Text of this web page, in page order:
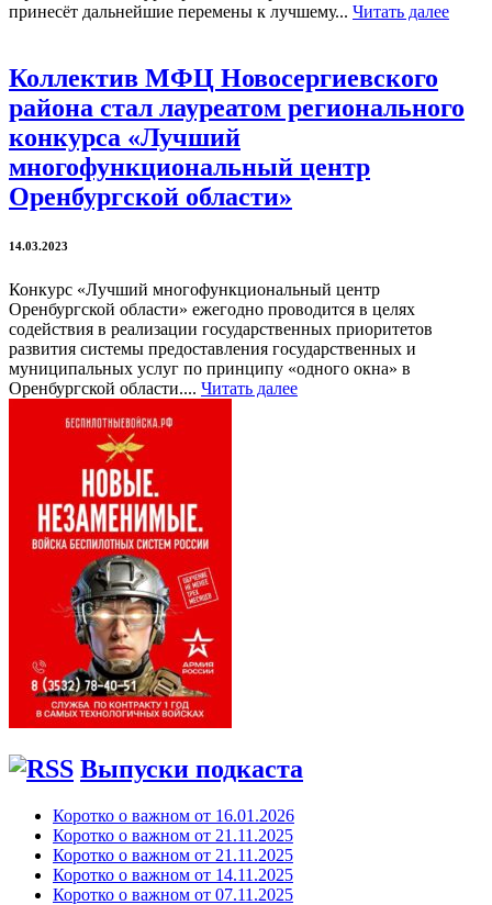
принесёт дальнейшие перемены к лучшему... Читать далее
Коллектив МФЦ Новосергиевского
района стал лауреатом регионального
конкурса «Лучший
многофункциональный центр
Оренбургской области»
14.03.2023
Конкурс «Лучший многофункциональный центр
Оренбургской области» ежегодно проводится в целях
содействия в реализации государственных приоритетов
развития системы предоставления государственных и
муниципальных услуг по принципу «одного окна» в
Оренбургской области.... Читать далее
Выпуски подкаста
Коротко о важном от 16.01.2026
Коротко о важном от 21.11.2025
Коротко о важном от 21.11.2025
Коротко о важном от 14.11.2025
Коротко о важном от 07.11.2025